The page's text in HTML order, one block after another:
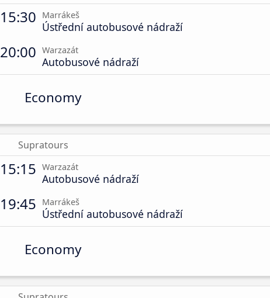
15:30 Marrákeš
Ústřední autobusové nádraží
20:00 Warzazát
Autobusové nádraží
Economy
Supratours
15:15 Warzazát
Autobusové nádraží
19:45 Marrákeš
Ústřední autobusové nádraží
Economy